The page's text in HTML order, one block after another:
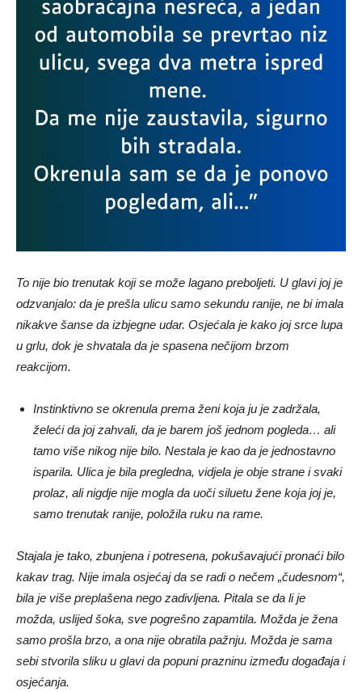
To nije bio trenutak koji se može lagano preboljeti. U glavi joj je
odzvanjalo: da je prešla ulicu samo sekundu ranije, ne bi imala
nikakve šanse da izbjegne udar. Osjećala je kako joj srce lupa
u grlu, dok je shvatala da je spasena nečijom brzom
reakcijom.
Instinktivno se okrenula prema ženi koja ju je zadržala,
želeći da joj zahvali, da je barem još jednom pogleda… ali
tamo više nikog nije bilo. Nestala je kao da je jednostavno
isparila. Ulica je bila pregledna, vidjela je obje strane i svaki
prolaz, ali nigdje nije mogla da uoči siluetu žene koja joj je,
samo trenutak ranije, položila ruku na rame.
Stajala je tako, zbunjena i potresena, pokušavajući pronaći bilo
kakav trag. Nije imala osjećaj da se radi o nečem „čudesnom“,
bila je više preplašena nego zadivljena. Pitala se da li je
možda, uslijed šoka, sve pogrešno zapamtila. Možda je žena
samo prošla brzo, a ona nije obratila pažnju. Možda je sama
sebi stvorila sliku u glavi da popuni prazninu između događaja i
osjećanja.